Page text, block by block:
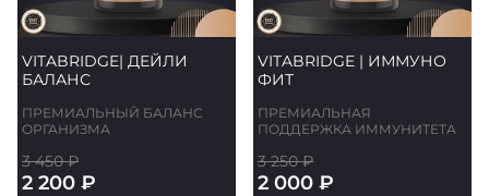
VITABRIDGE| ДЕЙЛИ
БАЛАНС
ПРЕМИАЛЬНЫЙ БАЛАНС
ОРГАНИЗМА
3 450 ₽
2 200 ₽
VITABRIDGE | ИММУНО
ФИТ
ПРЕМИАЛЬНАЯ
ПОДДЕРЖКА ИММУНИТЕТА
3 250 ₽
2 000 ₽